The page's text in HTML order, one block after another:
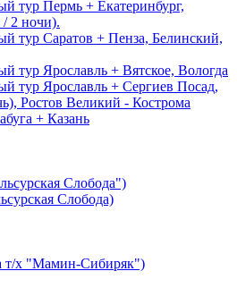
тур Пермь + Екатеринбург,
2 ночи).
тур Саратов + Пенза, Белинский,
тур Ярославль + Вятское, Вологда
тур Ярославль + Сергиев Посад,
Ростов Великий - Кострома
+ Казань
Слобода")
Слобода)
т/х "Мамин-Сибиряк")